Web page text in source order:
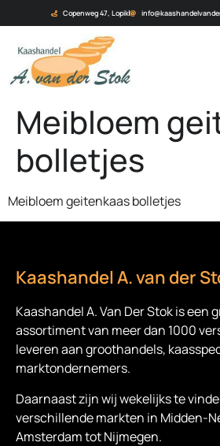
Copenweg 47, Lopik
Meibloem
bolletjes
Meibloem geitenkaas bolletjes
Kaashandel A. van der
Kaashandel A. Van Der Stok is een
assortiment van meer dan 1000
leveren aan groothandels,
marktondernemers.
Daarnaast zijn wij wekelijks te
verschillende markten in Midden-
Amsterdam tot Nijmegen.